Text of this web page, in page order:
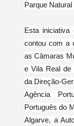
Parque
Esta iniciativa
contou com a
as Câmaras
e Vila Real de
da Direção-
Agência
Português do
Algarve, a